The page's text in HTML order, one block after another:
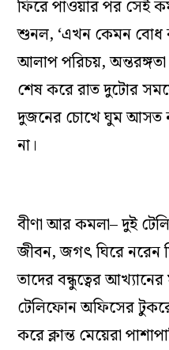
ফিরে পাওয়ার পর সেই
শুনল, ‘এখন কেমন বোধ
আলাপ পরিচয়, অন্তরঙ্গতা
শেষ করে রাত দুটোর
দুজনের চোখে ঘুম আসত
না।
বীণা আর কমলা– দুই
জীবন, জগৎ ঘিরে নরেন
তাদের বন্ধুত্বের
টেলিফোন অফিসের
করে ক্লান্ত মেয়েরা